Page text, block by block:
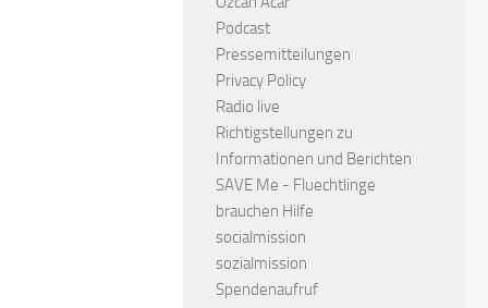
Podcast
Pressemitteilungen
Privacy Policy
Radio live
Richtigstellungen zu
Informationen und Berichten
SAVE Me - Fluechtlinge
brauchen Hilfe
socialmission
sozialmission
Spendenaufruf